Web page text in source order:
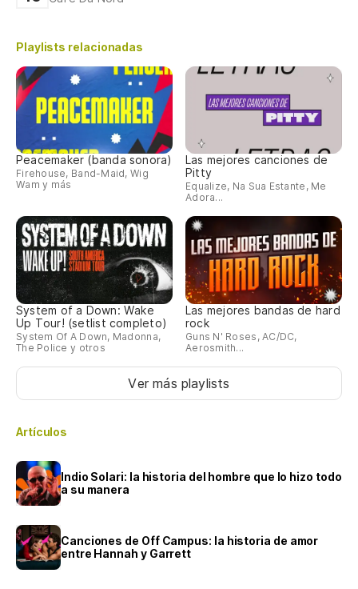
Playlists relacionadas
Peacemaker (banda sonora)
Firehouse, Band-Maid, Wig
Wam y más
Las mejores canciones de
Pitty
Equalize, Na Sua Estante, Me
Adora...
System of a Down: Wake
Up Tour! (setlist completo)
System Of A Down, Madonna,
The Police y otros
Las mejores bandas de hard
rock
Guns N' Roses, AC/DC,
Aerosmith...
Ver más playlists
Artículos
Indio Solari: la historia del hombre que lo hizo todo
a su manera
Canciones de Off Campus: la historia de amor
entre Hannah y Garrett